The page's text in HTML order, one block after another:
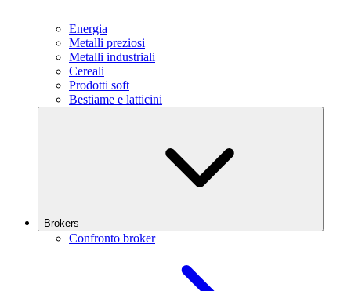
Energia
Metalli preziosi
Metalli industriali
Cereali
Prodotti soft
Bestiame e latticini
Brokers
Confronto broker